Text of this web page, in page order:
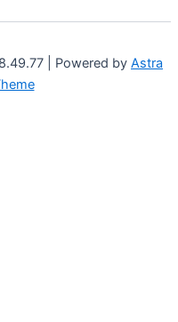
| Powered by Astra